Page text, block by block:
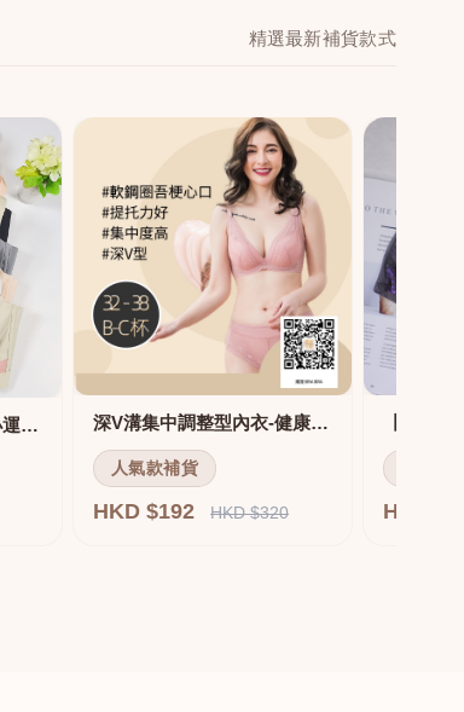
精選最新補貨款式
舒適無痕無鋼圈大胸顯小運動內衣 深V溝集中調整型內衣-健康軟鋼圈
人氣款補貨
HKD $192 HKD $320 HKD